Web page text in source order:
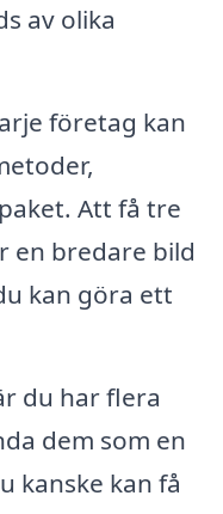
av olika
företag kan
Att få tre
en bredare bild
kan göra ett
du har flera
dem som en
kanske kan få